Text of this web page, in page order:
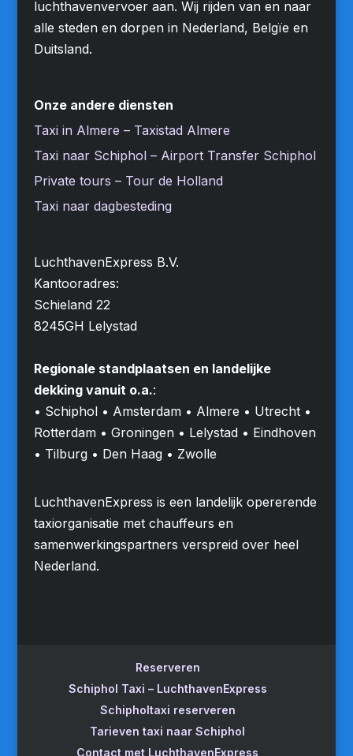
luchthavenvervoer aan. Wij rijden van en naar
alle steden en dorpen in Nederland, Belgïe en
Duitsland.
Onze andere diensten
Taxi in Almere – Taxistad Almere
Taxi naar Schiphol – Airport Transfer Schiphol
Private tours – Tour de Holland
Taxi naar dagbesteding
LuchthavenExpress B.V.
Kantooradres:
Schieland 22
8245GH Lelystad
Regionale standplaatsen en landelijke
dekking vanuit o.a.:
• Schiphol • Amsterdam • Almere • Utrecht •
Rotterdam • Groningen • Lelystad • Eindhoven
• Tilburg • Den Haag • Zwolle
LuchthavenExpress is een landelijk opererende
taxiorganisatie met chauffeurs en
samenwerkingspartners verspreid over heel
Nederland.
Reserveren
Schiphol Taxi – LuchthavenExpress
Schipholtaxi reserveren
Tarieven taxi naar Schiphol
Contact met LuchthavenExpress